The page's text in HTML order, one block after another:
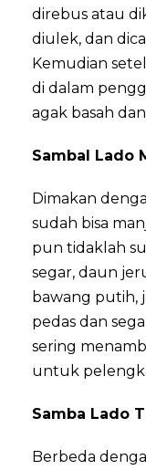
direbus atau
diulek, dan
Kemudian
di dalam
agak basah
Sambal Lado
Dimakan
sudah bisa
pun tidaklah
segar, daun
bawang putih,
pedas dan
sering
untuk
Samba Lado
Berbeda